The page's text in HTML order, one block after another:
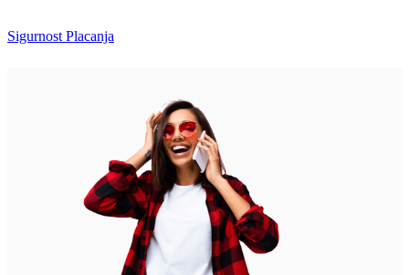
Sigurnost Placanja